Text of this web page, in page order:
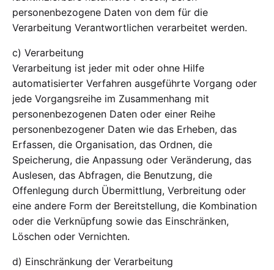
personenbezogene Daten von dem für die
Verarbeitung Verantwortlichen verarbeitet werden.
c) Verarbeitung
Verarbeitung ist jeder mit oder ohne Hilfe
automatisierter Verfahren ausgeführte Vorgang oder
jede Vorgangsreihe im Zusammenhang mit
personenbezogenen Daten oder einer Reihe
personenbezogener Daten wie das Erheben, das
Erfassen, die Organisation, das Ordnen, die
Speicherung, die Anpassung oder Veränderung, das
Auslesen, das Abfragen, die Benutzung, die
Offenlegung durch Übermittlung, Verbreitung oder
eine andere Form der Bereitstellung, die Kombination
oder die Verknüpfung sowie das Einschränken,
Löschen oder Vernichten.
d) Einschränkung der Verarbeitung